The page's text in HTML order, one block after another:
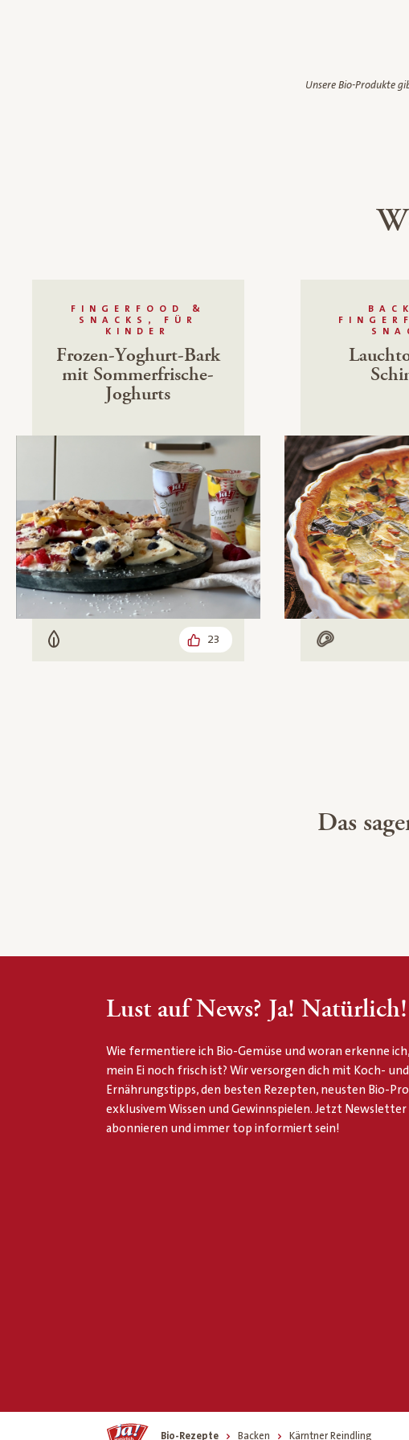
Unsere Bio-Produkte
FINGERFOOD &
SNACKS, FÜR
KINDER
Frozen-Yoghurt-Bark
mit Sommerfrische-
Joghurts
Vegetarisch 23 Mit Fleisch
Das
Lust auf News? Ja! Natürlich!
Wie fermentiere ich Bio-Gemüse und woran erkenne
mein Ei noch frisch ist? Wir versorgen dich mit Koch- und
Ernährungstipps, den besten Rezepten, neusten Bio-
exklusivem Wissen und Gewinnspielen. Jetzt Newsletter
abonnieren und immer top informiert sein!
Home
Bio-Rezepte Backen Kärntner Reindling